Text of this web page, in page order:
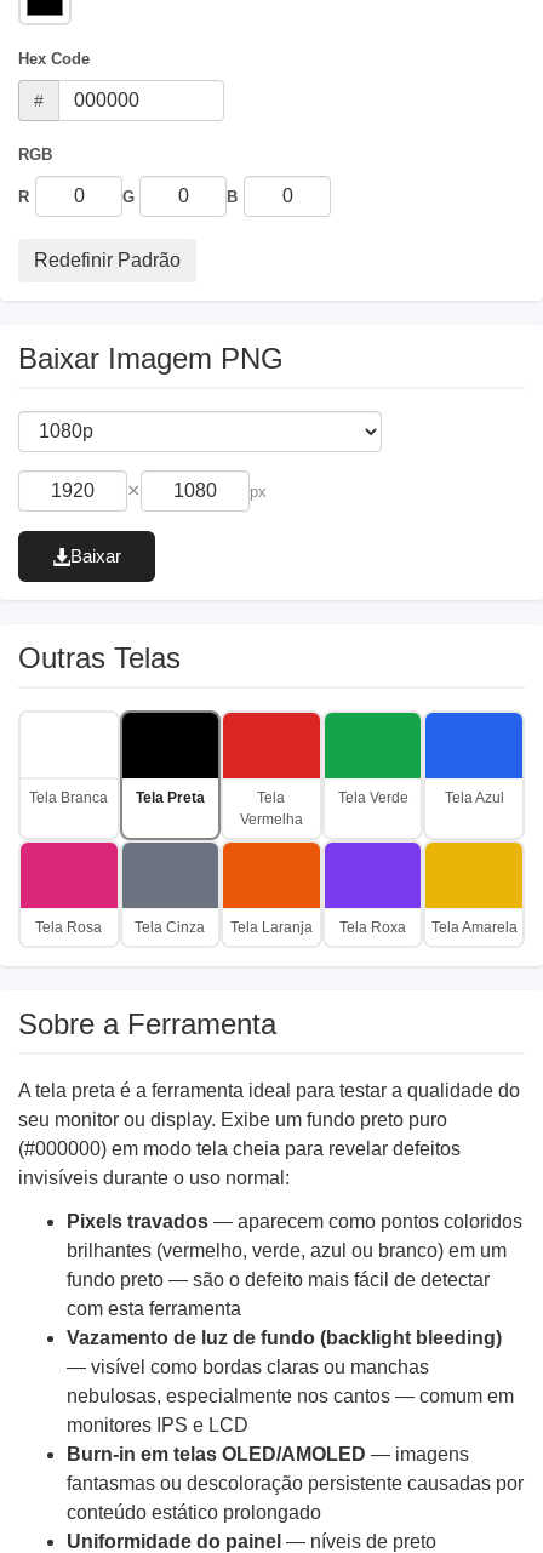
Hex Code
#
RGB
R G B
Redefinir Padrão
Baixar Imagem PNG
× px
Baixar
Outras Telas
Tela Branca Tela Preta
Tela
Vermelha
Tela Verde Tela Azul
Tela Rosa Tela Cinza Tela Laranja Tela Roxa Tela Amarela
Sobre a Ferramenta
A tela preta é a ferramenta ideal para testar a qualidade do
seu monitor ou display. Exibe um fundo preto puro
(#000000) em modo tela cheia para revelar defeitos
invisíveis durante o uso normal:
Pixels travados — aparecem como pontos coloridos
brilhantes (vermelho, verde, azul ou branco) em um
fundo preto — são o defeito mais fácil de detectar
com esta ferramenta
Vazamento de luz de fundo (backlight bleeding)
— visível como bordas claras ou manchas
nebulosas, especialmente nos cantos — comum em
monitores IPS e LCD
Burn-in em telas OLED/AMOLED — imagens
fantasmas ou descoloração persistente causadas por
conteúdo estático prolongado
Uniformidade do painel — níveis de preto